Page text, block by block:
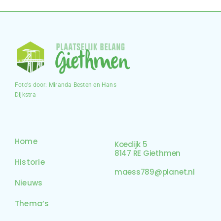
Foto's door: Miranda Besten en Hans
Dijkstra
Home
Historie
Nieuws
Thema’s
Koedijk 5
8147 RE Giethmen
maess789@planet.nl